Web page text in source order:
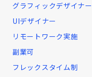
グラフィックデザイナー
UIデザイナー
リモートワーク実施
副業可
フレックスタイム制